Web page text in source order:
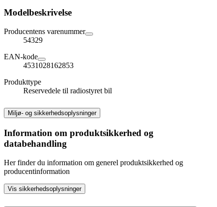
Modelbeskrivelse
Producentens varenummer
54329
EAN-kode
4531028162853
Produkttype
Reservedele til radiostyret bil
Miljø- og sikkerhedsoplysninger
Information om produktsikkerhed og
databehandling
Her finder du information om generel produktsikkerhed og
producentinformation
Vis sikkerhedsoplysninger